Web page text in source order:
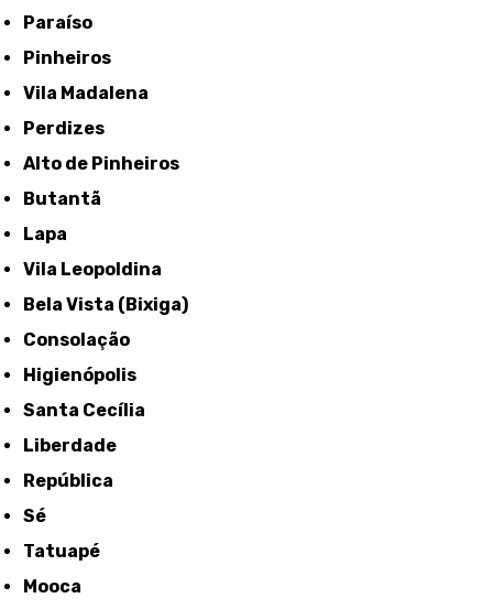
Paraíso
Pinheiros
Vila Madalena
Perdizes
Alto de Pinheiros
Butantã
Lapa
Vila Leopoldina
Bela Vista (Bixiga)
Consolação
Higienópolis
Santa Cecília
Liberdade
República
Sé
Tatuapé
Mooca